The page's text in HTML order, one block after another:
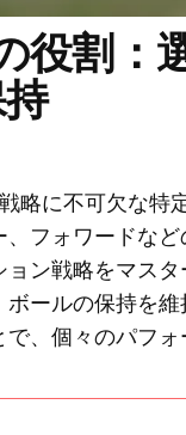
役割：
略に不可欠な特
フォワードな
ン戦略をマス
ールの保持を
、個々のパフ